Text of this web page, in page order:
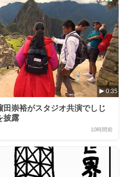
0:35
崇裕がスタジオ共演でしじ
披露
10時間前